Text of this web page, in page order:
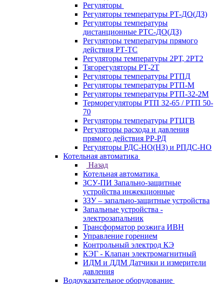
Регуляторы
Регуляторы температуры РТ-ДО(ДЗ)
Регуляторы температуры
дистанционные РТС-ДО(ДЗ)
Регуляторы температуры прямого
действия РТ-ТС
Регуляторы температуры 2РТ, 2РT2
Тягорегуляторы РТ-2Т
Регуляторы температуры РТПД
Регуляторы температуры РТП-M
Регуляторы температуры РТП-32-2М
Терморегуляторы РТП 32-65 / РТП 50-
70
Регуляторы температуры РТЦГВ
Регуляторы расхода и давления
прямого действия РР-РД
Регуляторы РДС-НО(НЗ) и РПДС-НО
Котельная автоматика
Назад
Котельная автоматика
ЗСУ-ПИ Запально-защитные
устройства инжекционные
ЗЗУ – запально-защитные устройства
Запальные устройства -
электрозапальник
Трансформатор розжига ИВН
Управление горением
Контрольный электрод КЭ
КЭГ - Клапан электромагнитный
ИДМ и ДДМ Датчики и измерители
давления
Водоуказательное оборудование